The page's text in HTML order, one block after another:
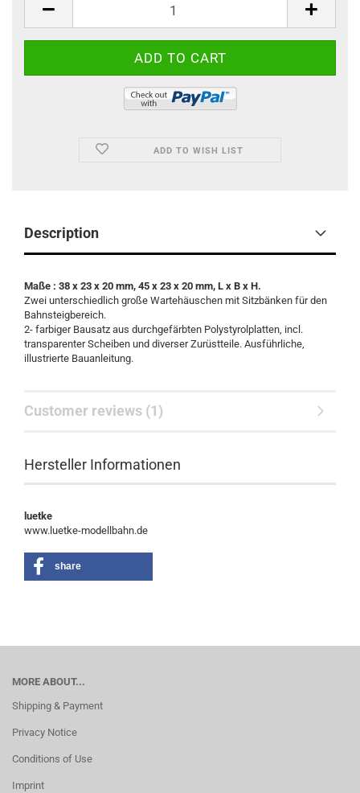
ADD TO WISH LIST
Description
Maße : 38 x 23 x 20 mm, 45 x 23 x 20 mm, L x B x H.
Zwei unterschiedlich große Wartehäuschen mit Sitzbänken für den
Bahnsteigbereich.
2- farbiger Bausatz aus durchgefärbten Polystyrolplatten, incl.
transparenter Scheiben und diverser Zurüstteile. Ausführliche,
illustrierte Bauanleitung.
Customer reviews (1)
Hersteller Informationen
luetke
www.luetke-modellbahn.de
share
MORE ABOUT...
Shipping & Payment
Privacy Notice
Conditions of Use
Imprint